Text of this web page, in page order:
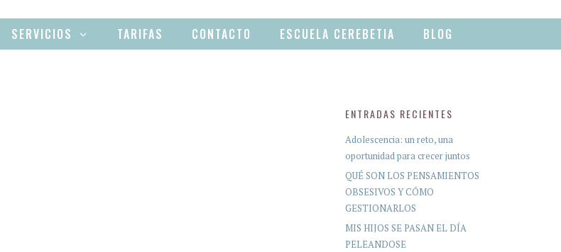
SERVICIOS TARIFAS CONTACTO ESCUELA CEREBETIA BLOG
ENTRADAS RECIENTES
Adolescencia: un reto, una
oportunidad para crecer juntos
QUÉ SON LOS PENSAMIENTOS
OBSESIVOS Y CÓMO
GESTIONARLOS
MIS HIJOS SE PASAN EL DÍA
PELEANDOSE